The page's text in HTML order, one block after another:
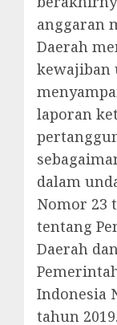
anggaran
Daerah
kewajiban
laporan
dalam
Nomor 23
tentang
Daerah
Indonesia
tahun 2019.